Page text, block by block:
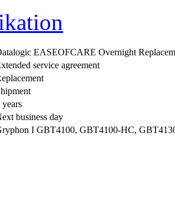
EASEOFCARE Overnight
service agreement
years
business day
I GBT4100, GBT4100-HC,